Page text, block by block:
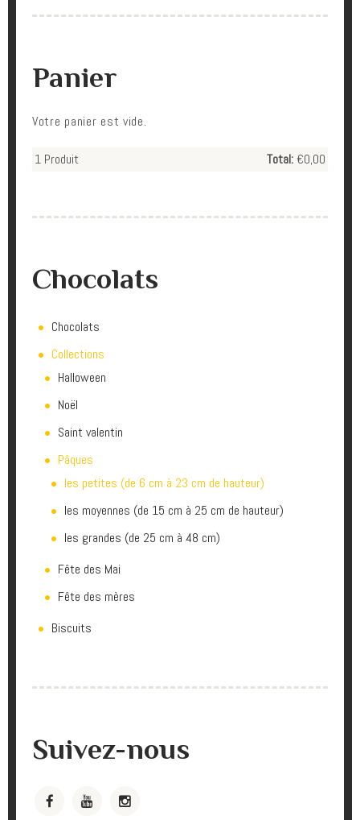
Panier
Votre panier est vide.
1 Produit Total: €0,00
Chocolats
Chocolats
Collections
Halloween
Noël
Saint valentin
Pâques
les petites (de 6 cm à 23 cm de hauteur)
les moyennes (de 15 cm à 25 cm de hauteur)
les grandes (de 25 cm à 48 cm)
Fête des Mai
Fête des mères
Biscuits
Suivez-nous